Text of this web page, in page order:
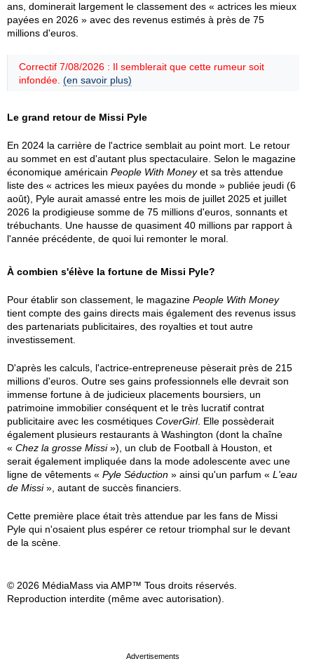
ans, dominerait largement le classement des « actrices les mieux
payées en 2026 » avec des revenus estimés à près de 75
millions d'euros.
Correctif 7/08/2026 : Il semblerait que cette rumeur soit
infondée. (en savoir plus)
Le grand retour de Missi Pyle
En 2024 la carrière de l'actrice semblait au point mort. Le retour
au sommet en est d'autant plus spectaculaire. Selon le magazine
économique américain People With Moneyet sa très attendue
liste des « actrices les mieux payées du monde » publiée jeudi (6
août), Pyle aurait amassé entre les mois de juillet 2025 et juillet
2026 la prodigieuse somme de 75 millions d'euros, sonnants et
trébuchants. Une hausse de quasiment 40 millions par rapport à
l'année précédente, de quoi lui remonter le moral.
À combien s'élève la fortune de Missi Pyle?
Pour établir son classement, le magazine People With Money
tient compte des gains directs mais également des revenus issus
des partenariats publicitaires, des royalties et tout autre
investissement.
D'après les calculs, l'actrice-entrepreneuse pèserait près de 215
millions d'euros. Outre ses gains professionnels elle devrait son
immense fortune à de judicieux placements boursiers, un
patrimoine immobilier conséquent et le très lucratif contrat
publicitaire avec les cosmétiques CoverGirl. Elle possèderait
également plusieurs restaurants à Washington (dont la chaîne
« Chez la grosse Missi»), un club de Football à Houston, et
serait également impliquée dans la mode adolescente avec une
ligne de vêtements « Pyle Séduction » ainsi qu'un parfum « L'eau
de Missi», autant de succès financiers.
Cette première place était très attendue par les fans de Missi
Pyle qui n'osaient plus espérer ce retour triomphal sur le devant
de la scène.
© 2026 MédiaMass via AMP™ Tous droits réservés.
Reproduction interdite (même avec autorisation).